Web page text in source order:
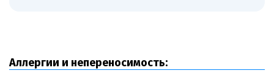
Аллергии и непереносимость: